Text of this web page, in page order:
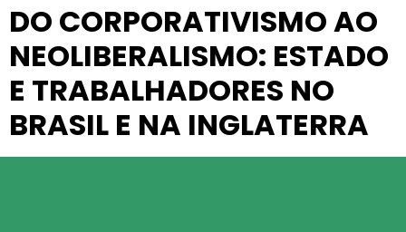
DO CORPORATIVISMO AO
NEOLIBERALISMO: ESTADO
E TRABALHADORES NO
BRASIL E NA INGLATERRA